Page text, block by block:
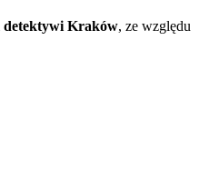
detektywi Kraków, ze względu